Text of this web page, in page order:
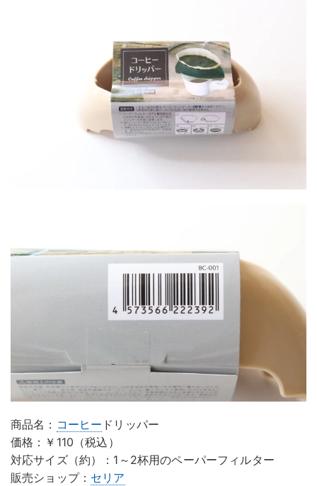
商品名： コーヒー ドリッパー
価格：￥110（税込）
対応サイズ（約）：1～2杯用のペーパーフィルター
販売ショップ： セリア